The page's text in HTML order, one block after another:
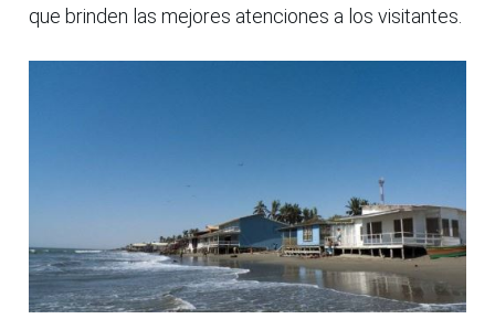
que brinden las mejores atenciones a los visitantes.